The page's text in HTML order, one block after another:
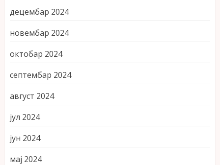
децембар 2024
новембар 2024
октобар 2024
септембар 2024
август 2024
јул 2024
јун 2024
мај 2024